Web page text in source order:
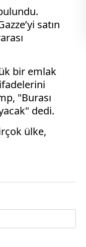
satın
bir emlak
"Burası
dedi.
ülke,